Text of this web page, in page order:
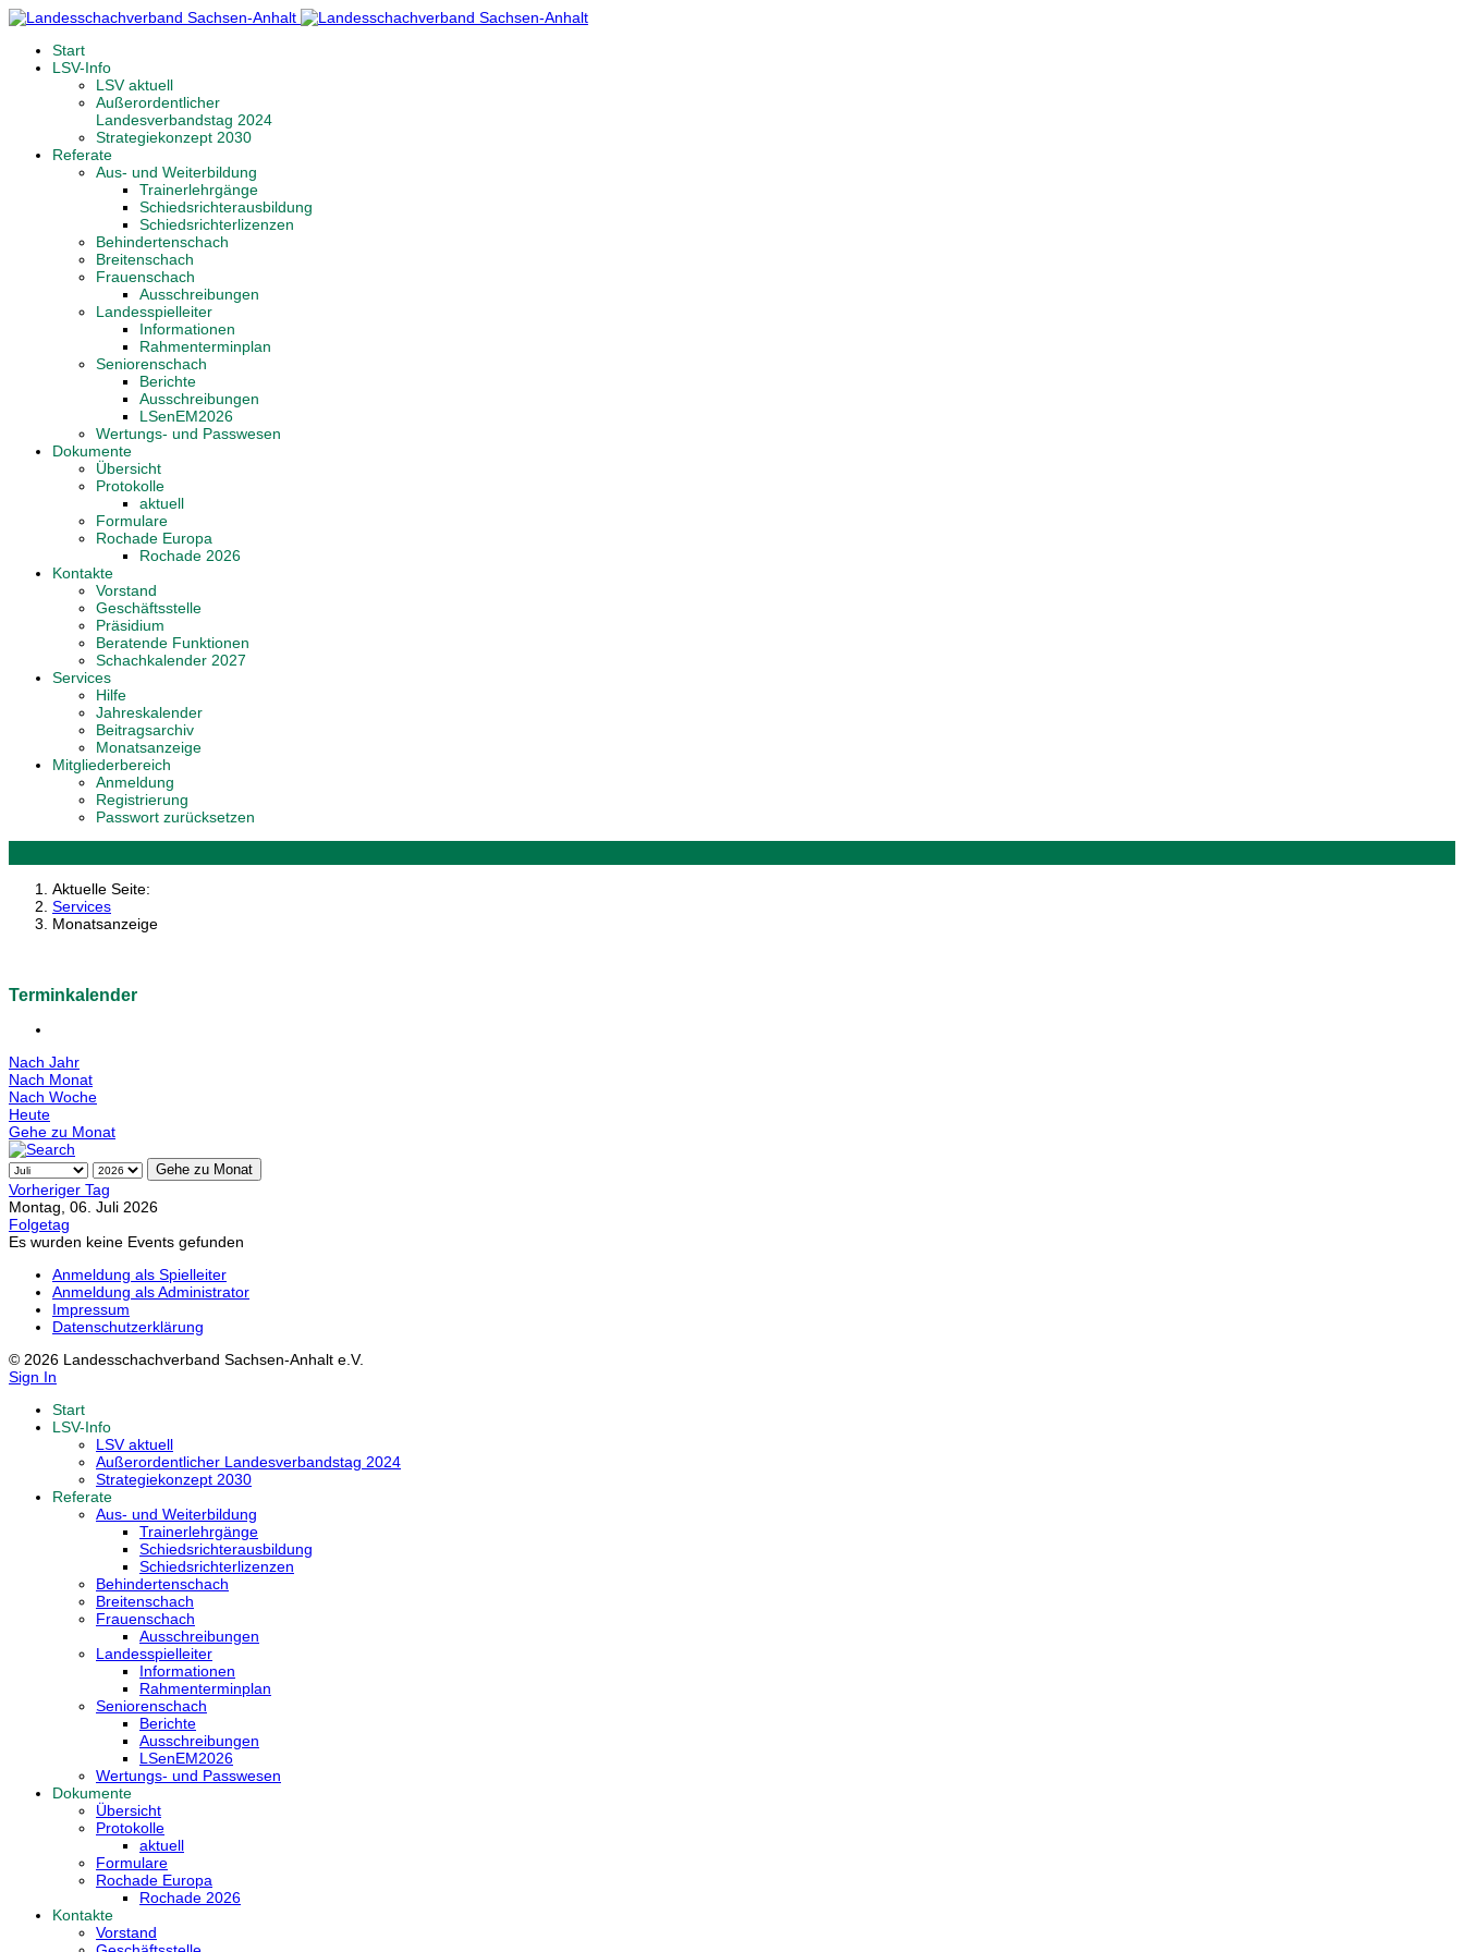
Start
LSV-Info
LSV aktuell
Außerordentlicher
Landesverbandstag 2024
Strategiekonzept 2030
Referate
Aus- und Weiterbildung
Trainerlehrgänge
Schiedsrichterausbildung
Schiedsrichterlizenzen
Behindertenschach
Breitenschach
Frauenschach
Ausschreibungen
Landesspielleiter
Informationen
Rahmenterminplan
Seniorenschach
Berichte
Ausschreibungen
LSenEM2026
Wertungs- und Passwesen
Dokumente
Übersicht
Protokolle
aktuell
Formulare
Rochade Europa
Rochade 2026
Kontakte
Vorstand
Geschäftsstelle
Präsidium
Beratende Funktionen
Schachkalender 2027
Services
Hilfe
Jahreskalender
Beitragsarchiv
Monatsanzeige
Mitgliederbereich
Anmeldung
Registrierung
Passwort zurücksetzen
Aktuelle Seite:
Services
Monatsanzeige
Terminkalender
Nach Jahr
Nach Monat
Nach Woche
Heute
Gehe zu Monat
Gehe zu Monat
Vorheriger Tag
Montag, 06. Juli 2026
Folgetag
Es wurden keine Events gefunden
Anmeldung als Spielleiter
Anmeldung als Administrator
Impressum
Datenschutzerklärung
© 2026 Landesschachverband Sachsen-Anhalt e.V.
Sign In
Start
LSV-Info
LSV aktuell
Außerordentlicher Landesverbandstag 2024
Strategiekonzept 2030
Referate
Aus- und Weiterbildung
Trainerlehrgänge
Schiedsrichterausbildung
Schiedsrichterlizenzen
Behindertenschach
Breitenschach
Frauenschach
Ausschreibungen
Landesspielleiter
Informationen
Rahmenterminplan
Seniorenschach
Berichte
Ausschreibungen
LSenEM2026
Wertungs- und Passwesen
Dokumente
Übersicht
Protokolle
aktuell
Formulare
Rochade Europa
Rochade 2026
Kontakte
Vorstand